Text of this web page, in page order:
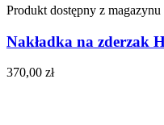
Produkt dostępny z magazynu
Nakładka na zderzak
370,00 zł